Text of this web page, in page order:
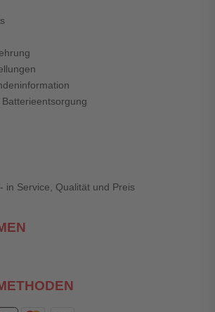
in Service, Qualität und Preis